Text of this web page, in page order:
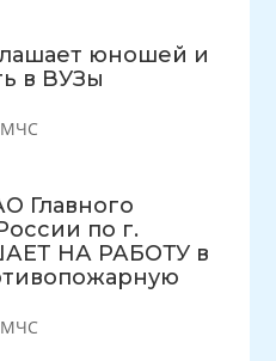
юношей и
в ВУЗы
МЧС
Главного
по г.
НА РАБОТУ в
МЧС